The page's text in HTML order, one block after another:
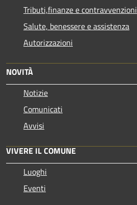
Tributi,finanze e contravvenzioni
Salute, benessere e assistenza
Autorizzazioni
NOVITÀ
Notizie
Comunicati
Avvisi
VIVERE IL COMUNE
Luoghi
Eventi